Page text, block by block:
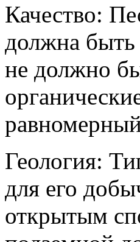
Качество:
должна быть
не должно
Геология:
для его
открытым